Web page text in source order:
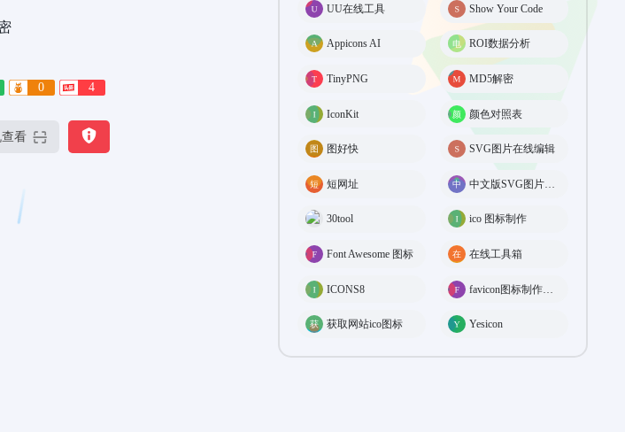
0 4
看
UU在线工具 Show Your Code
Appicons AI ROI数据分析
TinyPNG MD5解密
IconKit 颜色对照表
图好快 SVG图片在线编辑
短网址
30tool ico 图标制作
Font Awesome 图标 在线工具箱
ICONS8
获取网站ico图标 Yesicon